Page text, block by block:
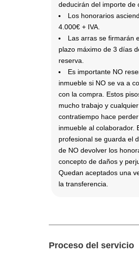
deducirán del importe de
Los honorarios
4.000€ + IVA.
Las arras se firmarán
plazo máximo de 3 días
reserva.
Es importante NO
inmueble si NO se va a
con la compra. Estos
mucho trabajo y cualquier
contratiempo hace
inmueble al colaborador.
profesional se guarda el
de NO devolver los
concepto de daños y
Quedan aceptados una
la transferencia.
Proceso del servicio